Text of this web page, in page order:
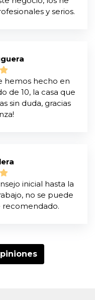
y serios.
hemos hecho en
de 10, la casa que
sin duda, gracias
inicial hasta la
no se puede
recomendado.